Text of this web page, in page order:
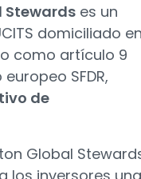
Stewards es un
domiciliado
como artículo 9
SFDR,
de
Global